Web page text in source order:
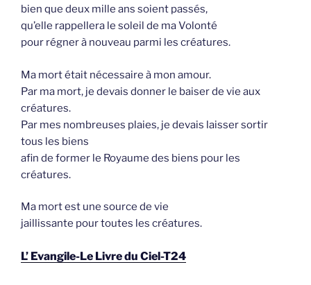
bien que deux mille ans soient passés,
qu’elle rappellera le soleil de ma Volonté
pour régner à nouveau parmi les créatures.
Ma mort était nécessaire à mon amour.
Par ma mort, je devais donner le baiser de vie aux
créatures.
Par mes nombreuses plaies, je devais laisser sortir
tous les biens
afin de former le Royaume des biens pour les
créatures.
Ma mort est une source de vie
jaillissante pour toutes les créatures.
L’ Evangile-Le Livre du Ciel-T24